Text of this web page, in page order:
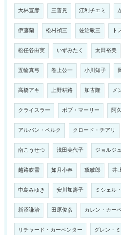
大林宣彦 三善晃 江利チエミ
伊藤蘭 松村禎三 佐治敬三 ト
松任谷由実 いずみたく 太田裕美
五輪真弓 巻上公一 小川知子
高橋アキ 上野耕路 加古隆 メ
クライスラー ボブ・マーリー 阿
アルバン・ベルク クロード・チアリ
南こうせつ 浅田美代子 ジョルジ
越路吹雪 如月小春 黛敏郎 井
中島みゆき 安川加壽子 ミシェル
新沼謙治 田原俊彦 カレン・カー
リチャード・カーペンター グレン・